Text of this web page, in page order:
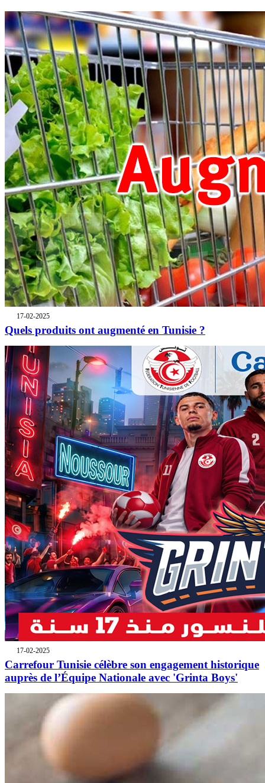
17-02-2025
Quels produits ont augmenté en Tunisie ?
17-02-2025
Carrefour Tunisie célèbre son engagement historique
auprès de l’Équipe Nationale avec 'Grinta Boys'